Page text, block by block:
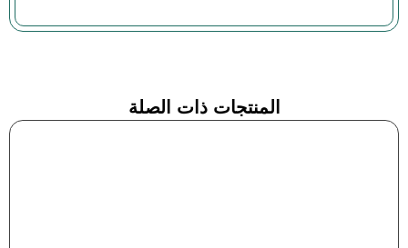
المنتجات ذات الصلة